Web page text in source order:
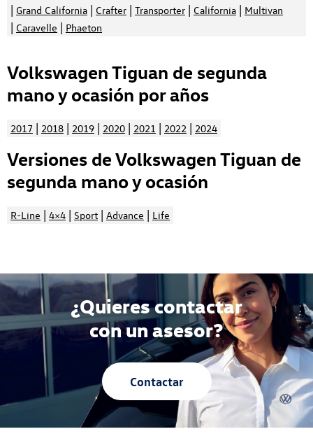
| Grand California | Crafter | Transporter | California | Multivan
| Caravelle | Phaeton
Volkswagen Tiguan de segunda
mano y ocasión por años
2017 | 2018 | 2019 | 2020 | 2021 | 2022 | 2024
Versiones de Volkswagen Tiguan de
segunda mano y ocasión
R-Line | 4×4 | Sport | Advance | Life
¿Quieres contactar
con un asesor?
Contactar